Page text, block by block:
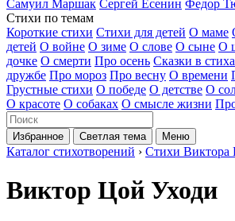
Самуил Маршак Сергей Есенин Федор
Стихи по темам
Короткие стихи Стихи для детей О маме
детей О войне О зиме О слове О сыне О
дочке О смерти Про осень Сказки в
дружбе Про мороз Про весну О времени
Грустные стихи О победе О детстве О
О красоте О собаках О смысле жизни
Избранное Светлая тема Меню
Каталог стихотворений › Стихи Виктора
Виктор Цой Уходи